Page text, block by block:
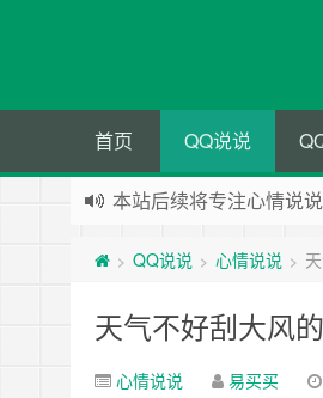
首页 QQ说说
本站后续将专注心情说
> QQ说说 > 心情说说 >
天气不好刮大风
心情说说 易买买